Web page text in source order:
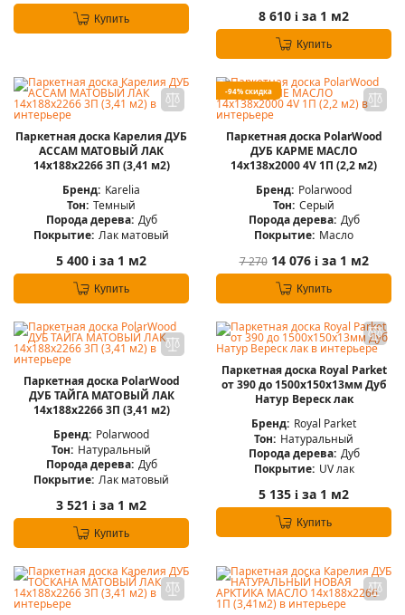
Купить 8 610 i за 1 м2
Купить
Паркетная доска Карелия ДУБ
АССАМ МАТОВЫЙ ЛАК
14x188x2266 3П (3,41 м2)
Бренд: Karelia
Тон: Темный
Порода дерева: Дуб
Покрытие: Лак матовый
5 400 i за 1 м2
Купить
-94% скидка
Паркетная доска PolarWood
ДУБ КАРМЕ МАСЛО
14x138x2000 4V 1П (2,2 м2)
Бренд: Polarwood
Тон: Серый
Порода дерева: Дуб
Покрытие: Масло
7 270 14 076 iза 1 м2
Купить
Паркетная доска PolarWood
ДУБ ТАЙГА МАТОВЫЙ ЛАК
14x188x2266 3П (3,41 м2)
Бренд: Polarwood
Тон: Натуральный
Порода дерева: Дуб
Покрытие: Лак матовый
3 521 i за 1 м2
Купить
Паркетная доска Royal Parket
от 390 до 1500х150х13мм Дуб
Натур Вереск лак
Бренд: Royal Parket
Тон: Натуральный
Порода дерева: Дуб
Покрытие: UV лак
5 135 i за 1 м2
Купить